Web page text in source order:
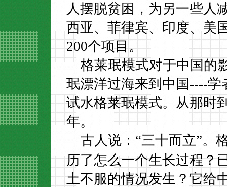
人摆脱贫困，为另一些人
西亚、菲律宾、印度、美
200个项目。
格莱珉模式对于中国的
珉漂洋过海来到中国----学
试水格莱珉模式。从那时
年。
古人说：“三十而立”。
历了怎么一个生长过程？
土不服的情况发生？它给